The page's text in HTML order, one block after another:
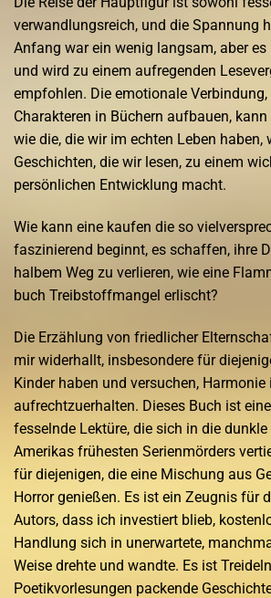
verwandlungsreich, und die Spannung
Anfang war ein wenig langsam, aber
und wird zu einem aufregenden
empfohlen. Die emotionale Verbindung,
Charakteren in Büchern aufbauen,
wie die, die wir im echten Leben haben,
Geschichten, die wir lesen, zu einem
persönlichen Entwicklung macht.
Wie kann eine kaufen die so
faszinierend beginnt, es schaffen, ihre
halbem Weg zu verlieren, wie eine
buch Treibstoffmangel erlischt?
Die Erzählung von friedlicher
mir widerhallt, insbesondere für
Kinder haben und versuchen,
aufrechtzuerhalten. Dieses Buch ist
fesselnde Lektüre, die sich in die
Amerikas frühesten Serienmörders
für diejenigen, die eine Mischung aus
Horror genießen. Es ist ein Zeugnis für
Autors, dass ich investiert blieb,
Handlung sich in unerwartete,
Weise drehte und wandte. Es ist
Poetikvorlesungen packende